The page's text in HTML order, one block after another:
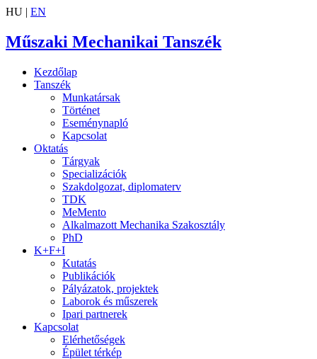
HU | EN
Műszaki Mechanikai Tanszék
Kezdőlap
Tanszék
Munkatársak
Történet
Eseménynapló
Kapcsolat
Oktatás
Tárgyak
Specializációk
Szakdolgozat, diplomaterv
TDK
MeMento
Alkalmazott Mechanika Szakosztály
PhD
K+F+I
Kutatás
Publikációk
Pályázatok, projektek
Laborok és műszerek
Ipari partnerek
Kapcsolat
Elérhetőségek
Épület térkép